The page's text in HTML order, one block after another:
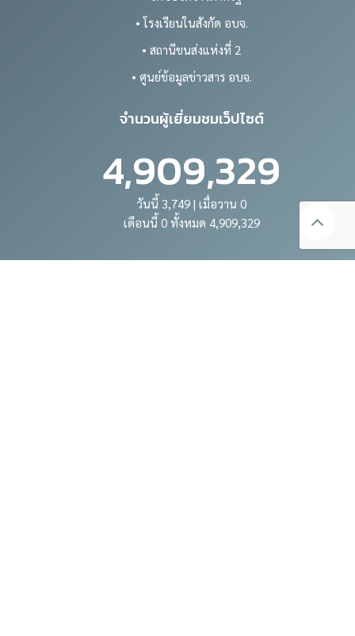
• โรงเรียนในสังกัด อบจ.
• สถานีขนส่งแห่งที่ 2
• ศูนย์ข้อมูลข่าวสาร อบจ.
จำนวนผู้เยี่ยมชมเว็ปไซต์
4,909,329
วันนี้ 3,749 | เมื่อวาน 0
เดือนนี้ 0 ทั้งหมด 4,909,329